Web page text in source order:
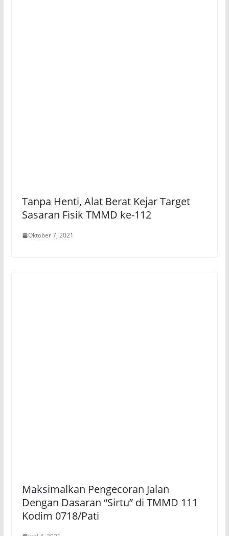
Tanpa Henti, Alat Berat Kejar Target
Sasaran Fisik TMMD ke-112
Oktober 7, 2021
Maksimalkan Pengecoran Jalan
Dengan Dasaran “Sirtu” di TMMD 111
Kodim 0718/Pati